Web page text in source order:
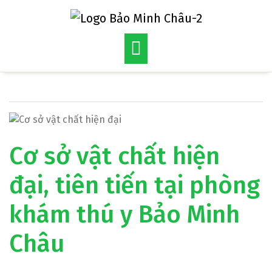
Cơ sở vật chất hiện
đại, tiên tiến tại phòng
khám thú y Bảo Minh
Châu